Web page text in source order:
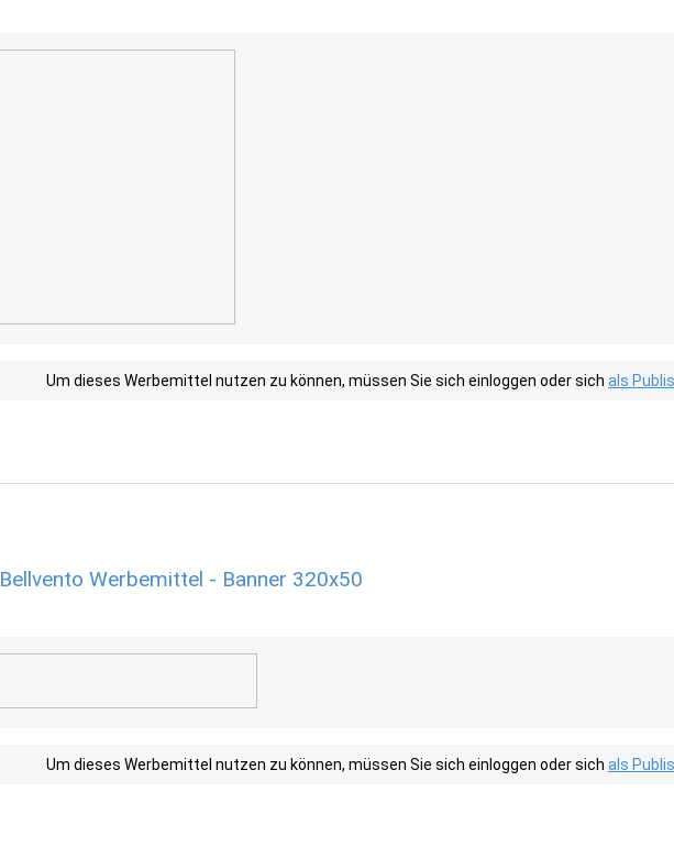
Um dieses Werbemittel nutzen zu können, müssen Sie sich einloggen oder sich als
Bellvento Werbemittel - Banner 320x50
Um dieses Werbemittel nutzen zu können, müssen Sie sich einloggen oder sich als